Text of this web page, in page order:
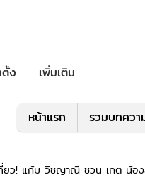
ง เพิ่มเติม
หน้าแรก รวมบทควา
ที่ยว! แก้ม วิชญาณี ชวน เกต น้อ